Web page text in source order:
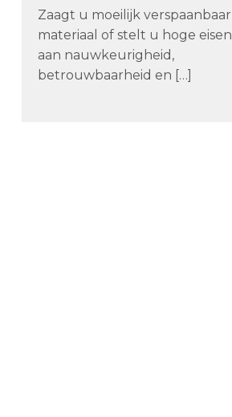
Zaagt u moeilijk verspaanbaar
materiaal of stelt u hoge eisen
aan nauwkeurigheid,
betrouwbaarheid en […]